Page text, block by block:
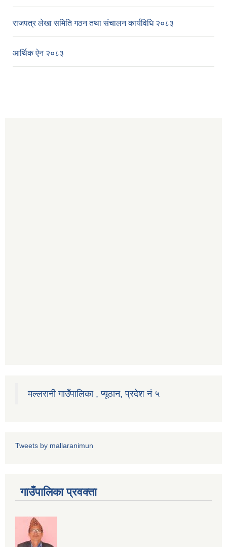
राजपत्र लेखा समिति गठन तथा संचालन कार्यविधि २०८३
आर्थिक ऐन २०८३
मल्लरानी गाउँपालिका , प्यूठान, प्रदेश नं ५
Tweets by mallaranimun
गाउँपालिका प्रवक्ता